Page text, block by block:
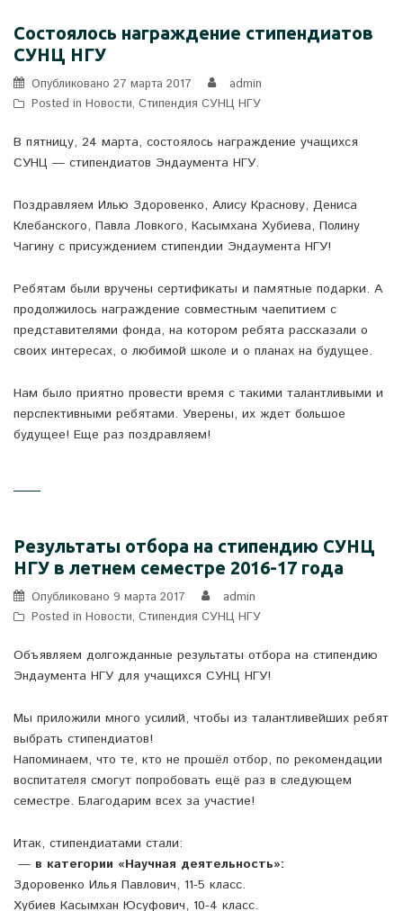
Состоялось награждение стипендиатов
СУНЦ НГУ
Опубликовано 27 марта 2017
admin
Posted in Новости, Стипендия СУНЦ НГУ
В пятницу, 24 марта, состоялось награждение учащихся
СУНЦ — стипендиатов Эндаумента НГУ.
Поздравляем Илью Здоровенко, Алису Краснову, Дениса
Клебанского, Павла Ловкого, Касымхана Хубиева, Полину
Чагину с присуждением стипендии Эндаумента НГУ!
Ребятам были вручены сертификаты и памятные подарки. А
продолжилось награждение совместным чаепитием с
представителями фонда, на котором ребята рассказали о
своих интересах, о любимой школе и о планах на будущее.
Нам было приятно провести время с такими талантливыми и
перспективными ребятами. Уверены, их ждет большое
будущее! Еще раз поздравляем!
Результаты отбора на стипендию СУНЦ
НГУ в летнем семестре 2016-17 года
Опубликовано 9 марта 2017
admin
Posted in Новости, Стипендия СУНЦ НГУ
Объявляем долгожданные результаты отбора на стипендию
Эндаумента НГУ для учащихся СУНЦ НГУ!
Мы приложили много усилий, чтобы из талантливейших ребят
выбрать стипендиатов!
Напоминаем, что те, кто не прошёл отбор, по рекомендации
воспитателя смогут попробовать ещё раз в следующем
семестре. Благодарим всех за участие!
Итак, стипендиатами стали:
— в категории «Научная деятельность»:
Здоровенко Илья Павлович, 11-5 класс.
Хубиев Касымхан Юсуфович, 10-4 класс.